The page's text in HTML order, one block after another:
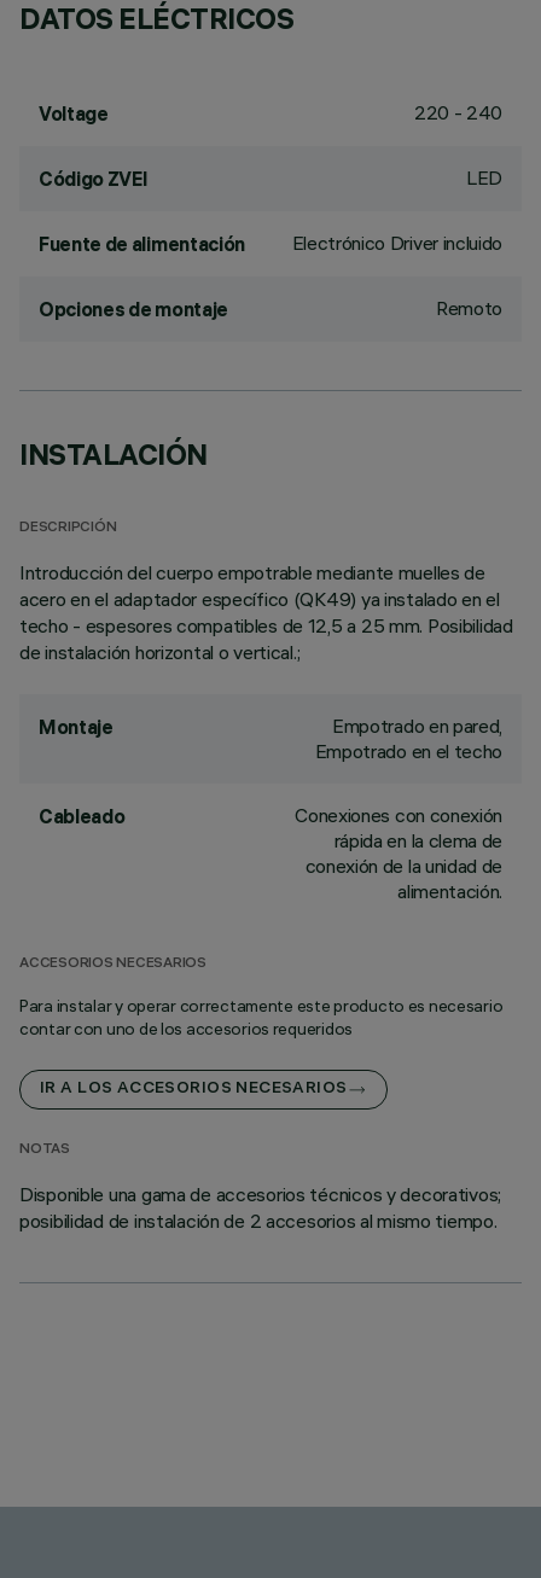
DATOS ELÉCTRICOS
Voltage 220 - 240
Código ZVEI LED
Fuente de alimentación Electrónico Driver incluido
Opciones de montaje Remoto
INSTALACIÓN
DESCRIPCIÓN
Introducción del cuerpo empotrable mediante muelles de
acero en el adaptador específico (QK49) ya instalado en el
techo - espesores compatibles de 12,5 a 25 mm. Posibilidad
de instalación horizontal o vertical.;
Montaje
Empotrado en pared,
Empotrado en el techo
Cableado
Conexiones con conexión
rápida en la clema de
conexión de la unidad de
alimentación.
ACCESORIOS NECESARIOS
Para instalar y operar correctamente este producto es necesario
contar con uno de los accesorios requeridos
IR A LOS ACCESORIOS NECESARIOS
NOTAS
Disponible una gama de accesorios técnicos y decorativos;
posibilidad de instalación de 2 accesorios al mismo tiempo.